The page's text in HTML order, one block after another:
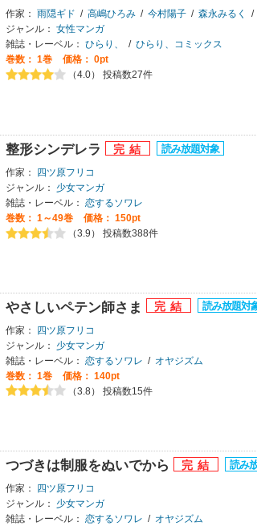
作家： 雨隠ギド / 高嶋ひろみ / 今村陽子 / 森永みるく /
ジャンル： 女性マンガ
雑誌・レーベル： ひらり、 / ひらり、コミックス
巻数： 1巻
価格： 0pt
（4.0） 投稿数27件
整形シンデレラ
作家：
四ツ原フリコ
ジャンル：
少女マンガ
雑誌・レーベル： 恋するソワレ
巻数： 1～49巻
価格： 150pt
（3.9） 投稿数388件
やさしいペテン師さま
作家：
四ツ原フリコ
ジャンル：
少女マンガ
雑誌・レーベル： 恋するソワレ / オヤジズム
巻数： 1巻
価格： 140pt
（3.8） 投稿数15件
つづきは制服をぬいでから
作家：
四ツ原フリコ
ジャンル：
少女マンガ
雑誌・レーベル： 恋するソワレ / オヤジズム